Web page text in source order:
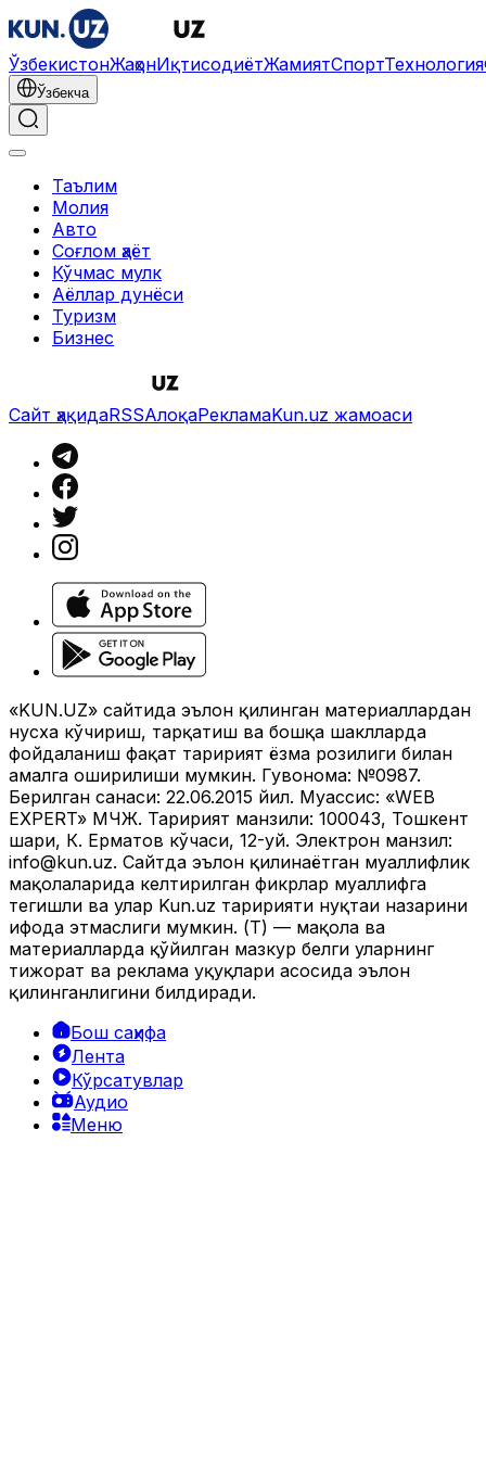
ЎзбекистонЖаҳонИқтисодиётЖамиятСпортТехнология
Ўзбекча
Таълим
Молия
Авто
Соғлом ҳаёт
Кўчмас мулк
Аёллар дунёси
Туризм
Бизнес
Сайт ҳақидаRSSАлоқаРекламаKun.uz жамоаси
«KUN.UZ» сайтида эълон қилинган материаллардан
нусха кўчириш, тарқатиш ва бошқа шаклларда
фойдаланиш фақат таҳририят ёзма розилиги билан
амалга оширилиши мумкин. Гувоҳнома: №0987.
Берилган санаси: 22.06.2015 йил. Муассис: «WEB
EXPERT» МЧЖ. Таҳририят манзили: 100043, Тошкент
шаҳри, К. Ерматов кўчаси, 12-уй. Электрон манзил:
info@kun.uz. Сайтда эълон қилинаётган муаллифлик
мақолаларида келтирилган фикрлар муаллифга
тегишли ва улар Kun.uz таҳририяти нуқтаи назарини
ифода этмаслиги мумкин. (Т) — мақола ва
материалларда қўйилган мазкур белги уларнинг
тижорат ва реклама ҳуқуқлари асосида эълон
қилинганлигини билдиради.
Бош саҳифа
Лента
Кўрсатувлар
Аудио
Меню